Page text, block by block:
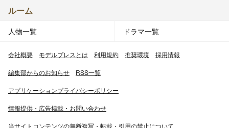
ルーム
人物一覧 ドラマ一覧
会社概要 モデルプレスとは 利用規約 推奨環境 採用情報
編集部からのお知らせ RSS一覧
アプリケーションプライバシーポリシー
情報提供・広告掲載・お問い合わせ
当サイトコンテンツの無断複写・転載・引用の禁止について